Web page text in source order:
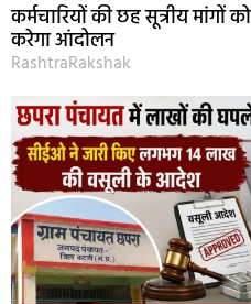
कर्मचारियों की छह सूत्रीय
करेगा आंदोलन
RashtraRakshak